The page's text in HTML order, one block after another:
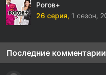
Рогов+
26 серия, 1 сезон,
Последние